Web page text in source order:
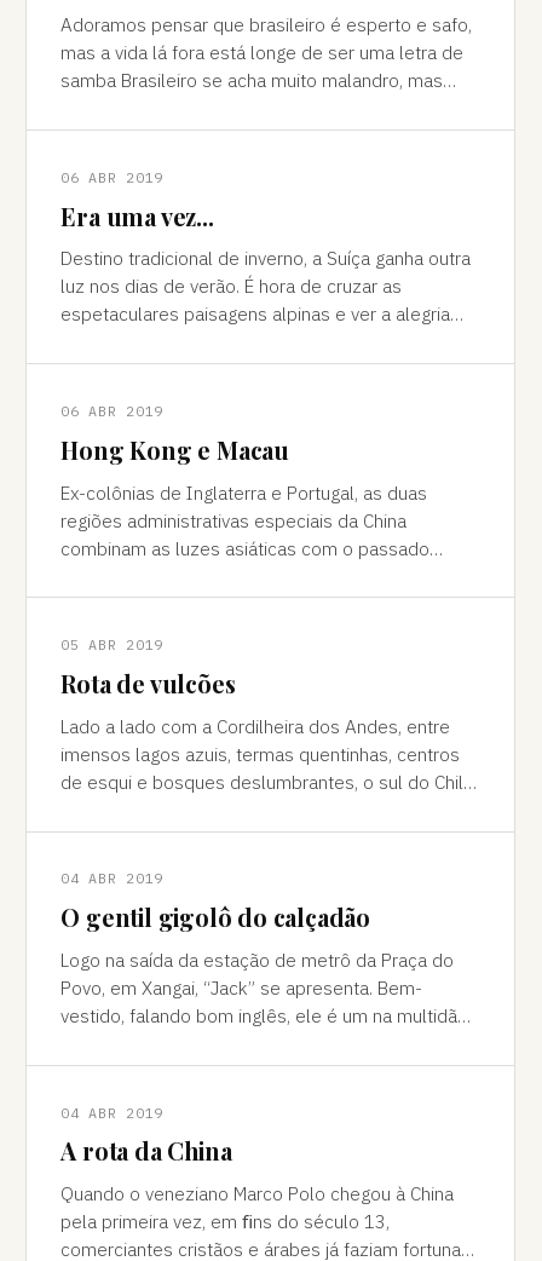
Adoramos pensar que brasileiro é esperto e safo,
mas a vida lá fora está longe de ser uma letra de
samba Brasileiro se acha muito malandro, mas
06 ABR 2019
Era uma vez...
Destino tradicional de inverno, a Suíça ganha outra
luz nos dias de verão. É hora de cruzar as
espetaculares paisagens alpinas e ver a alegria
06 ABR 2019
Hong Kong e Macau
Ex-colônias de Inglaterra e Portugal, as duas
regiões administrativas especiais da China
combinam as luzes asiáticas com o passado
05 ABR 2019
Rota de vulcões
Lado a lado com a Cordilheira dos Andes, entre
imensos lagos azuis, termas quentinhas, centros
de esqui e bosques deslumbrantes, o sul do Chile
04 ABR 2019
O gentil gigolô do calçadão
Logo na saída da estação de metrô da Praça do
Povo, em Xangai, “Jack” se apresenta. Bem-
vestido, falando bom inglês, ele é um na multidão
04 ABR 2019
A rota da China
Quando o veneziano Marco Polo chegou à China
pela primeira vez, em ﬁns do século 13,
comerciantes cristãos e árabes já faziam fortuna